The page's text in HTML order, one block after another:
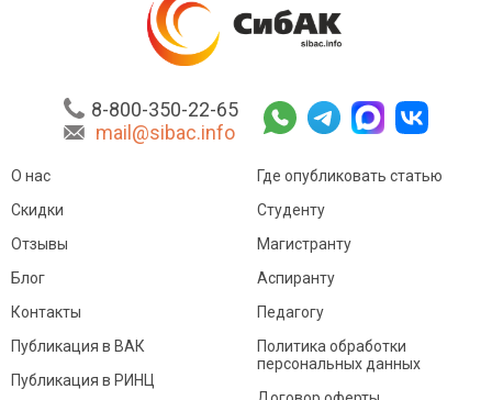
8-800-350-22-65
mail@sibac.info
О нас
Скидки
Отзывы
Блог
Контакты
Где опубликовать статью
Студенту
Магистранту
Аспиранту
Педагогу
Публикация в ВАК
Публикация в РИНЦ
Политика обработки
персональных данных